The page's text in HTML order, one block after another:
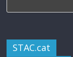
STAC.cat